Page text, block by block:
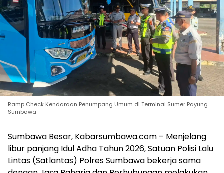
Ramp Check Kendaraan Penumpang Umum di Terminal Sumer Payung
Sumbawa
Sumbawa Besar, Kabarsumbawa.com – Menjelang
libur panjang Idul Adha Tahun 2026, Satuan Polisi Lalu
Lintas (Satlantas) Polres Sumbawa bekerja sama